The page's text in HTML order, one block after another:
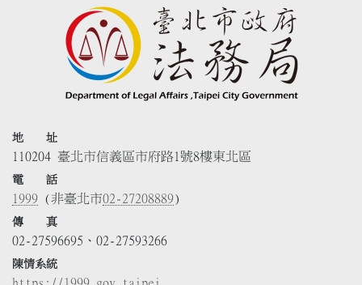
地 址
110204 臺北市信義區市府路1號8樓東北區
電 話
1999 (非臺北市02-27208889)
傳 真
02-27596695、02-27593266
陳情系統